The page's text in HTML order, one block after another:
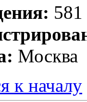
581
Москва
к началу